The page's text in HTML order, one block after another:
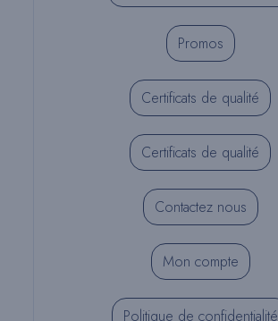
Promos
Certificats de qualité
Certificats de qualité
Contactez nous
Mon compte
Politique de confidentialité